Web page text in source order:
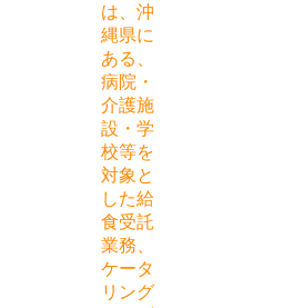
は、沖
縄県に
ある、
病院・
介護施
設・学
校等を
対象と
した給
食受託
業務、
ケータ
リング